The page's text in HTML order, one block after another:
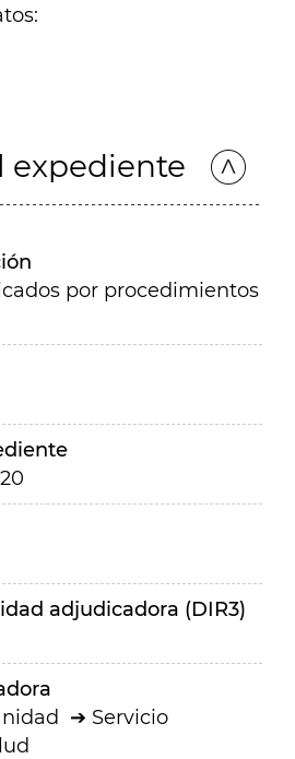
expediente
por procedimientos
adjudicadora (DIR3)
Servicio